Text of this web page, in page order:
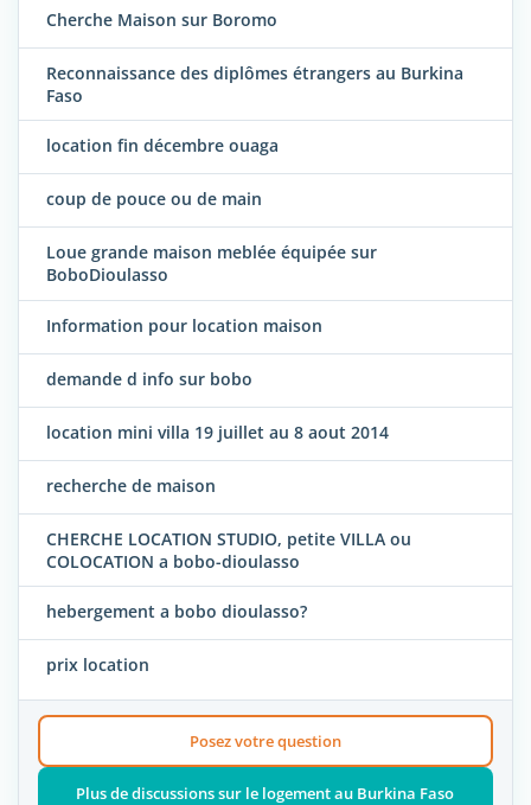
Cherche Maison sur Boromo
Reconnaissance des diplômes étrangers au Burkina
Faso
location fin décembre ouaga
coup de pouce ou de main
Loue grande maison meblée équipée sur
BoboDioulasso
Information pour location maison
demande d info sur bobo
location mini villa 19 juillet au 8 aout 2014
recherche de maison
CHERCHE LOCATION STUDIO, petite VILLA ou
COLOCATION a bobo-dioulasso
hebergement a bobo dioulasso?
prix location
Posez votre question
Plus de discussions sur le logement au Burkina Faso